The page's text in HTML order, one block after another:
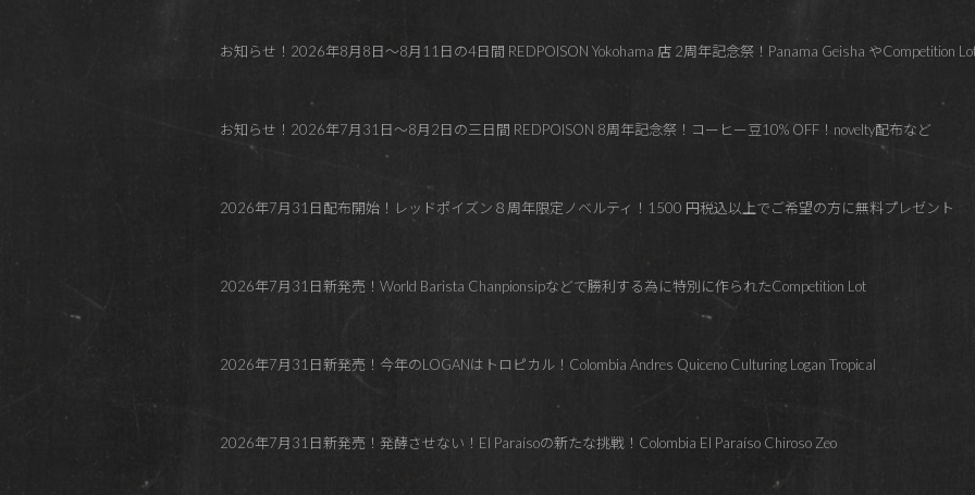
お知らせ！2026年8月8日～8月11日の4日間 REDPOISON Yokohama 店 2周年記念祭！Panama Geisha やCompetition
お知らせ！2026年7月31日～8月2日の三日間 REDPOISON 8周年記念祭！コーヒー豆10% OFF！novelty配布など
2026年7月31日配布開始！レッドポイズン８周年限定ノベルティ！1500 円税込以上でご希望の方に無料プレゼント
2026年7月31日新発売！World Barista Chanpionsipなどで勝利する為に特別に作られたCompetition Lot
2026年7月31日新発売！今年のLOGANはトロピカル！Colombia Andres Quiceno Culturing Logan Tropical
2026年7月31日新発売！発酵させない！El Paraísoの新たな挑戦！Colombia El Paraíso Chiroso Zeo